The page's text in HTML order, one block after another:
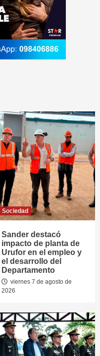
Sociedad
Sander destacó
impacto de planta de
Urufor en el empleo y
el desarrollo del
Departamento
viernes 7 de agosto de
2026